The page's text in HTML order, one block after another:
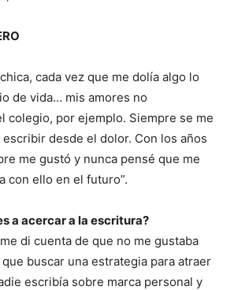
cada vez que me dolía algo lo
de vida… mis amores no
colegio, por ejemplo. Siempre se me
escribir desde el dolor. Con los años
me gustó y nunca pensé que me
con ello en el futuro”.
a acercar a la escritura?
di cuenta de que no me gustaba
buscar una estrategia para atraer
escribía sobre marca personal y